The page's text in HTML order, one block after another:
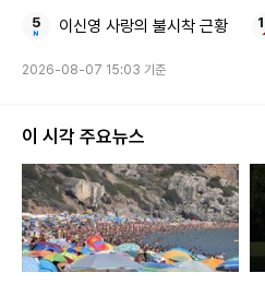
이신영 사랑의 불시착 근황
2026-08-07 15:03 기준
이 시각 주요뉴스